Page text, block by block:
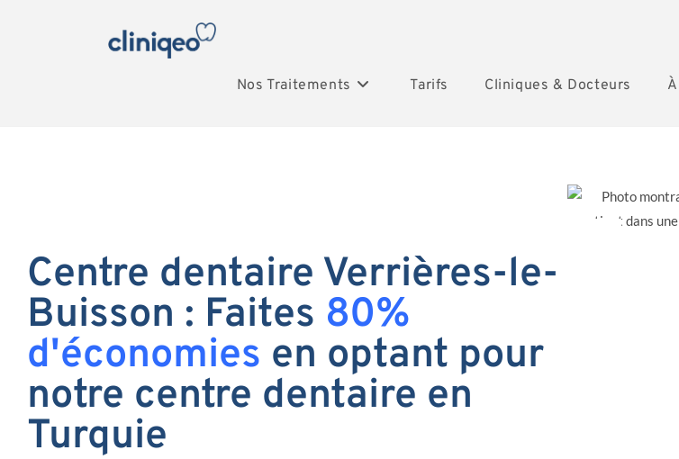
Nos Traitements Tarifs Cliniques & Docteurs
Centre dentaire Verrières-le-
Buisson : Faites 80%
d'économies en optant pour
notre centre dentaire en
Turquie